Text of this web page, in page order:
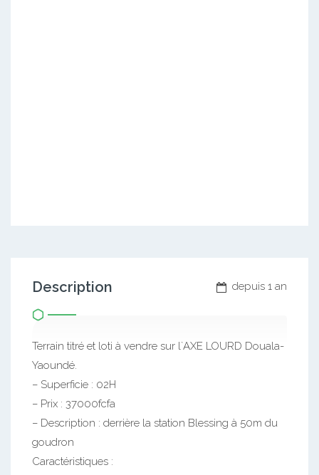
depuis 1 an
Description
Terrain titré et loti à vendre sur l`AXE LOURD Douala-
Yaoundé.
– Superficie : 02H
– Prix : 37000fcfa
– Description : derrière la station Blessing à 50m du
goudron
Caractéristiques :